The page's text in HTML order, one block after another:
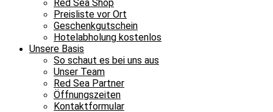
Red Sea Shop
Preisliste vor Ort
Geschenkgutschein
Hotelabholung kostenlos
Unsere Basis
So schaut es bei uns aus
Unser Team
Red Sea Partner
Öffnungszeiten
Kontaktformular